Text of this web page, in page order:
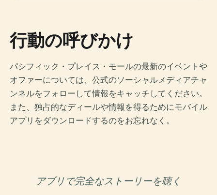
行動の呼びかけ
パシフィック・プレイス・モールの最新のイベントや
オファーについては、公式のソーシャルメディアチャ
ンネルをフォローして情報をキャッチしてください。
また、独占的なディールや情報を得るためにモバイル
アプリをダウンロードするのをお忘れなく。
アプリで完全なストーリーを聴く